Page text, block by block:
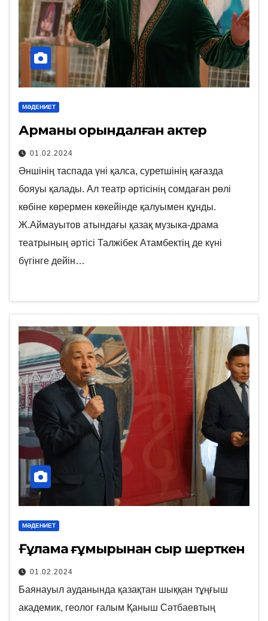
МӘДЕНИЕТ
Арманы орындалған актер
01.02.2024
Әншінің таспада үні қалса, суретшінің қағазда
бояуы қалады. Ал театр әртісінің сомдаған рөлі
көбіне көрермен көкейінде қалуымен құнды.
Ж.Аймауытов атындағы қазақ музыка-драма
театрының әртісі Талжібек Атамбектің де күні
бүгінге дейін…
МӘДЕНИЕТ
Ғұлама ғұмырынан сыр шерткен
01.02.2024
Баянауыл ауданында қазақтан шыққан тұңғыш
академик, геолог ғалым Қаныш Сәтбаевтың